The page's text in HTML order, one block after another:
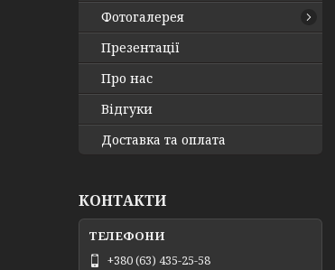
Фотогалерея
Презентації
Про нас
Відгуки
Доставка та оплата
КОНТАКТИ
+380 (63) 435-25-58